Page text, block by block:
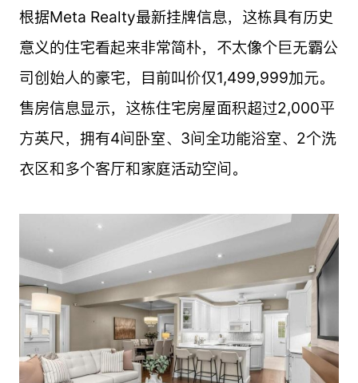
根据Meta Realty最新挂牌信息，这栋具有历史
意义的住宅看起来非常简朴，不太像个巨无霸公
司创始人的豪宅，目前叫价仅1,499,999加元。
售房信息显示，这栋住宅房屋面积超过2,000平
方英尺，拥有4间卧室、3间全功能浴室、2个洗
衣区和多个客厅和家庭活动空间。